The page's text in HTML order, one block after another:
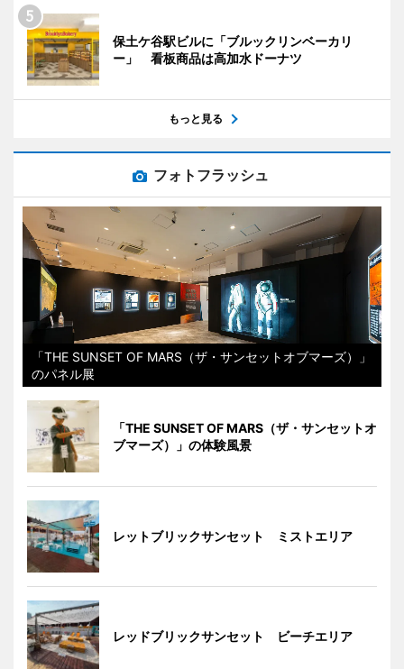
保土ケ谷駅ビルに「ブルックリンベーカリ
ー」 看板商品は高加水ドーナツ
もっと見る
フォトフラッシュ
「THE SUNSET OF MARS（ザ・サンセットオブマーズ）」
のパネル展
「THE SUNSET OF MARS（ザ・サンセットオ
ブマーズ）」の体験風景
レットブリックサンセット ミストエリア
レッドブリックサンセット ビーチエリア